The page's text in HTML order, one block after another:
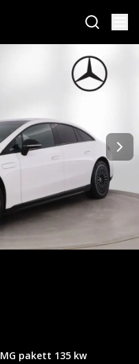
pakett 135 kw